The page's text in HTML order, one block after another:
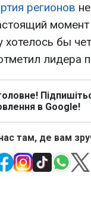
регионов
хотелось бы
лидера
в Google!
там, де вам